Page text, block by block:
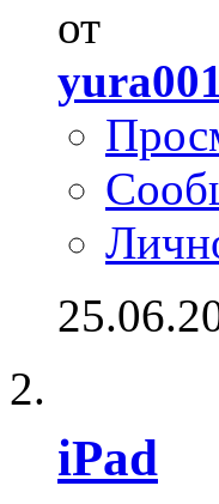
от
iPad